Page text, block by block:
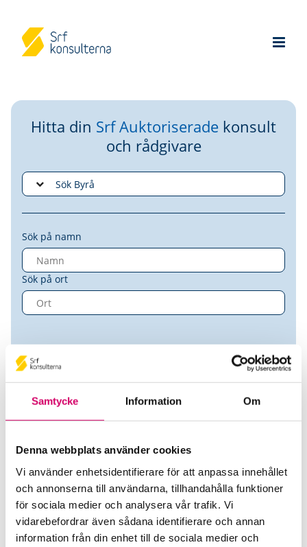
Samtycke Information Om
Denna webbplats använder cookies
Vi använder enhetsidentifierare för att anpassa innehållet
och annonserna till användarna, tillhandahålla funktioner
för sociala medier och analysera vår trafik. Vi
vidarebefordrar även sådana identifierare och annan
information från din enhet till de sociala medier och
Hitta din Srf Auktoriserade konsult
och rådgivare
Sök på namn
Sök på ort
Caroline Hellström
Auktoriserad Lönekonsult